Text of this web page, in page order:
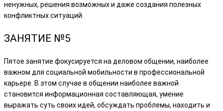
ненужных, решения возможных и даже создания полезных
конфликтных ситуаций.
ЗАНЯТИЕ №5
Пятое занятие фокусируется на деловом общении, наиболее
важном для социальной мобильности в профессиональной
карьере. В этом случае в общении наиболее важной
становится информационная составляющая, умение
выражать суть своих идей, обсуждать проблемы, находить и